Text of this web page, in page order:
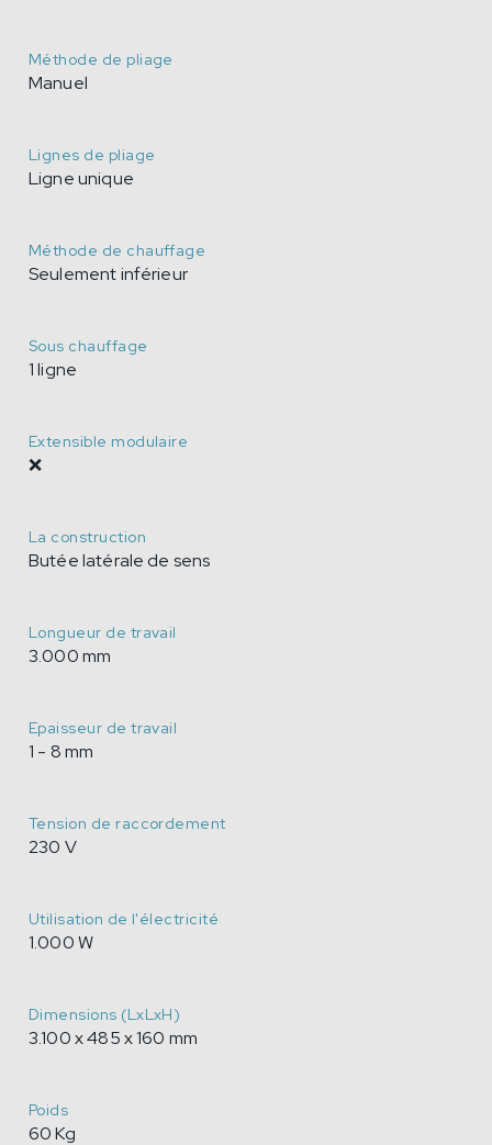
Méthode de pliage
Manuel
Lignes de pliage
Ligne unique
Méthode de chauffage
Seulement inférieur
Sous chauffage
1 ligne
Extensible modulaire
❌
La construction
Butée latérale de sens
Longueur de travail
3.000 mm
Epaisseur de travail
1 - 8 mm
Tension de raccordement
230 V
Utilisation de l'électricité
1.000 W
Dimensions (LxLxH)
3.100 x 485 x 160 mm
Poids
60 Kg